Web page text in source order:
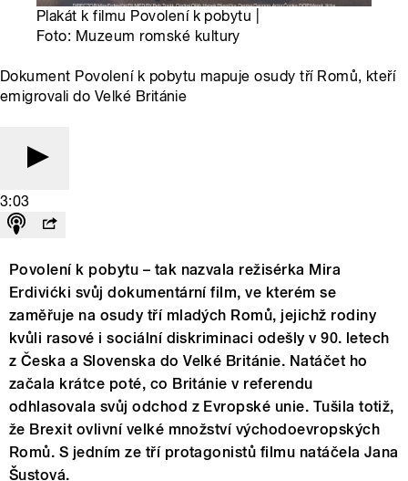
Plakát k filmu Povolení k pobytu |
Foto: Muzeum romské kultury
Dokument Povolení k pobytu mapuje osudy tří Romů, kteří
emigrovali do Velké Británie
3:03
Povolení k pobytu – tak nazvala režisérka Mira
Erdivićki svůj dokumentární film, ve kterém se
zaměřuje na osudy tří mladých Romů, jejichž rodiny
kvůli rasové i sociální diskriminaci odešly v 90. letech
z Česka a Slovenska do Velké Británie. Natáčet ho
začala krátce poté, co Británie v referendu
odhlasovala svůj odchod z Evropské unie. Tušila totiž,
že Brexit ovlivní velké množství východoevropských
Romů. S jedním ze tří protagonistů filmu natáčela Jana
Šustová.